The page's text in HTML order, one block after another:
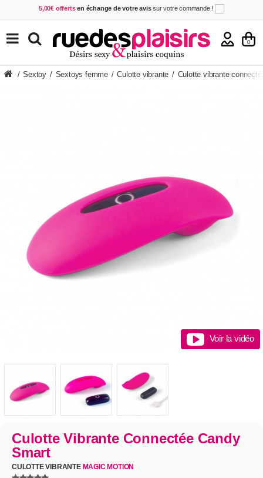
5,00€ offerts en échange de votre avissur votre commande !
Achetez aujourd'hui. Décidez quand payer !
Livraison en 48h
au prix de 2,90 € ! (Offerte dès 69,00€ d'achat)
0
TOUS NOS PRODUITS
/ Sextoy / Sextoys femme / Culotte vibrante / Culotte vibrante
Voir la vidéo
Culotte Vibrante Connectée Candy
Smart
CULOTTE VIBRANTE MAGIC MOTION